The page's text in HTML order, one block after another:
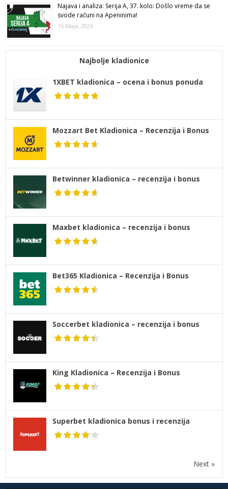
Najava i analiza: Serija A, 37. kolo: Došlo vreme da se
svode računi na Apeninima!
16 Maja, 2026
Najbolje kladionice
1XBET kladionica – ocena i bonus ponuda
Mozzart Bet Kladionica – Recenzija i Bonus
Betwinner kladionica – recenzija i bonus
Maxbet kladionica – recenzija i bonus
Bet365 Kladionica – Recenzija i Bonus
Soccerbet kladionica – recenzija i bonus
King Kladionica – Recenzija i Bonus
Superbet kladionica bonus i recenzija
Next »